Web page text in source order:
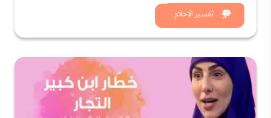
تفسير الاحلام
شاهد الان